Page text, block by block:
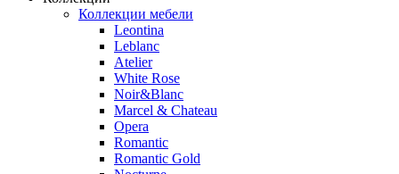
Коллекции мебели
Leontina
Leblanc
Аtelier
White Rose
Noir&Blanc
Marcel & Chateau
Opera
Romantic
Romantic Gold